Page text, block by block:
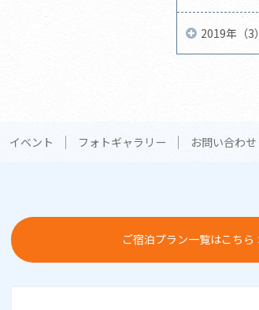
2019年（3）
イベント フォトギャラリー お問い合わせ
ご宿泊プラン一覧はこちら